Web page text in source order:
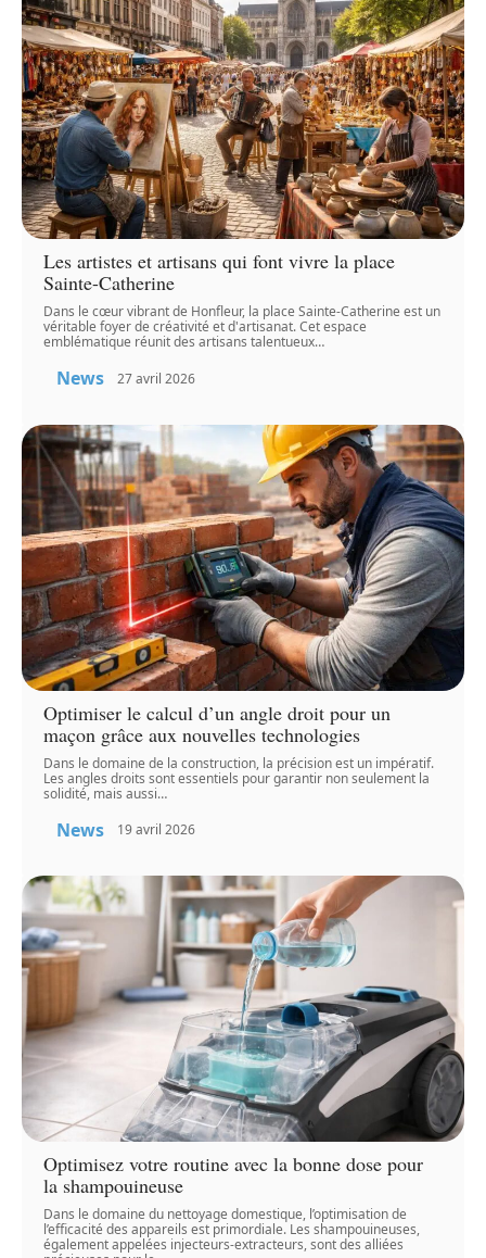
Les artistes et artisans qui font vivre la place
Sainte-Catherine
Dans le cœur vibrant de Honfleur, la place Sainte-Catherine est un
véritable foyer de créativité et d'artisanat. Cet espace
emblématique réunit des artisans talentueux…
News 27 avril 2026
Optimiser le calcul d’un angle droit pour un
maçon grâce aux nouvelles technologies
Dans le domaine de la construction, la précision est un impératif.
Les angles droits sont essentiels pour garantir non seulement la
solidité, mais aussi…
News 19 avril 2026
Optimisez votre routine avec la bonne dose pour
la shampouineuse
Dans le domaine du nettoyage domestique, l’optimisation de
l’efficacité des appareils est primordiale. Les shampouineuses,
également appelées injecteurs-extracteurs, sont des alliées